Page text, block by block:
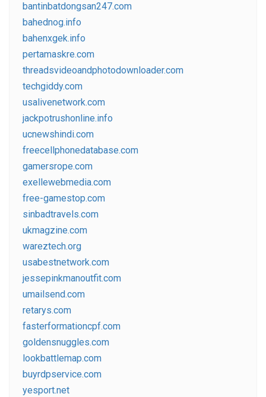
bantinbatdongsan247.com
bahednog.info
bahenxgek.info
pertamaskre.com
threadsvideoandphotodownloader.com
techgiddy.com
usalivenetwork.com
jackpotrushonline.info
ucnewshindi.com
freecellphonedatabase.com
gamersrope.com
exellewebmedia.com
free-gamestop.com
sinbadtravels.com
ukmagzine.com
wareztech.org
usabestnetwork.com
jessepinkmanoutfit.com
umailsend.com
retarys.com
fasterformationcpf.com
goldensnuggles.com
lookbattlemap.com
buyrdpservice.com
yesport.net